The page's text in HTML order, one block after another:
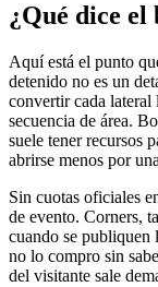
¿Qué dice el
Aquí está el punto
detenido no es un
convertir cada
secuencia de área.
suele tener recursos
abrirse menos por
Sin cuotas oficiales
de evento. Corners,
cuando se
no lo compro sin
del visitante sale